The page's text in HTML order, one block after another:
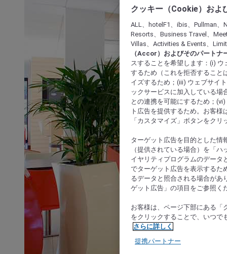
クッキー（Cookie）およ
ALL、hotelF1、ibis、Pullman
Resorts、Business Travel、
Villas、Activities & Events、
（Accor）およびそのパートナ
スすることを希望します：(i)
するため（これを拒否すること
イズするため；(iii) ウェブサイ
ックサービスに加入している場
との連携を可能にするため；
ト広告を提供するため。お客
「カスタマイズ」ボタンをク
ターゲット広告を目的とした情
（提供されている場合）を「
イヤリティプログラムのデータ
でターゲット広告を表示するた
るデータと照合される場合があ
ゲット広告」の項目をご参照く
お客様は、ページ下部にある「
をクリックすることで、いつで
さらに詳しく
提携パートナー